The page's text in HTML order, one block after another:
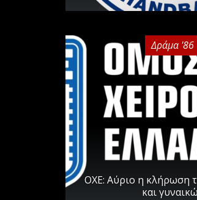
Δράμα '86
ΟΧΕ: Αύριο η κλήρωση
και